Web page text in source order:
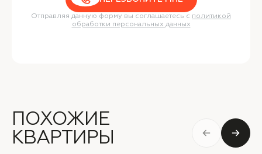
Отправляя данную форму вы соглашаетесь с политикой
обработки персональных данных
ПОХОЖИЕ
КВАРТИРЫ